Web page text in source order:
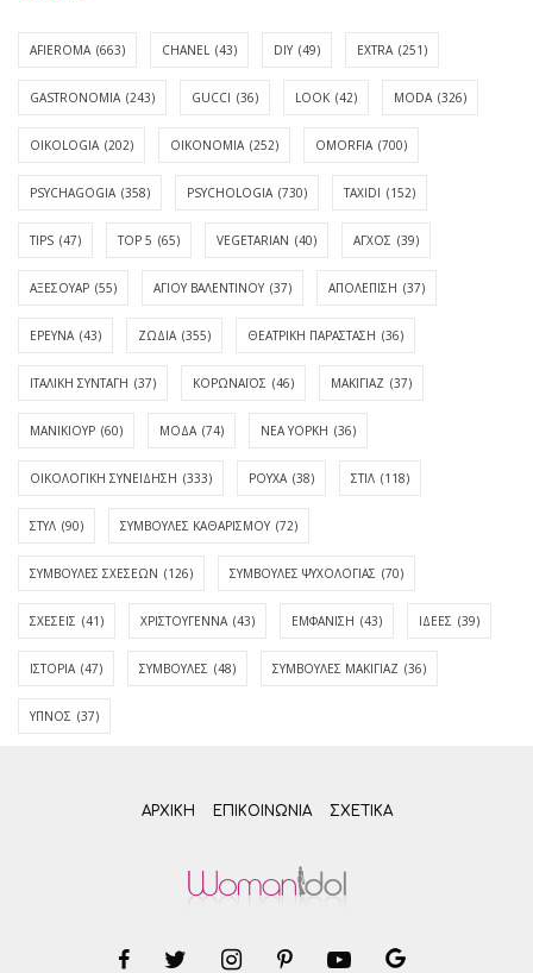
AFIEROMA (663) CHANEL (43) DIY (49) EXTRA (251)
GASTRONOMIA (243) GUCCI (36) LOOK (42) MODA (326)
OIKOLOGIA (202) OIKONOMIA (252) OMORFIA (700)
PSYCHAGOGIA (358) PSYCHOLOGIA (730) TAXIDI (152)
TIPS (47) TOP 5 (65) VEGETARIAN (40) ΑΓΧΟΣ (39)
ΑΞΕΣΟΥΑΡ (55) ΑΓΊΟΥ ΒΑΛΕΝΤΊΝΟΥ (37) ΑΠΟΛΈΠΙΣΗ (37)
ΕΡΕΥΝΑ (43) ΖΩΔΙΑ (355) ΘΕΑΤΡΙΚΗ ΠΑΡΑΣΤΑΣΗ (36)
ΙΤΑΛΙΚΗ ΣΥΝΤΑΓΗ (37) ΚΟΡΩΝΑΪΟΣ (46) ΜΑΚΙΓΙΑΖ (37)
ΜΑΝΙΚΙΟΥΡ (60) ΜΟΔΑ (74) ΝΕΑ ΥΟΡΚΗ (36)
ΟΙΚΟΛΟΓΙΚΗ ΣΥΝΕΙΔΗΣΗ (333) ΡΟΥΧΑ (38) ΣΤΙΛ (118)
ΣΤΥΛ (90) ΣΥΜΒΟΥΛΕΣ ΚΑΘΑΡΙΣΜΟΥ (72)
ΣΥΜΒΟΥΛΕΣ ΣΧΕΣΕΩΝ (126) ΣΥΜΒΟΥΛΕΣ ΨΥΧΟΛΟΓΙΑΣ (70)
ΣΧΕΣΕΙΣ (41) ΧΡΙΣΤΟΥΓΕΝΝΑ (43) ΕΜΦΆΝΙΣΗ (43) ΙΔΈΕΣ (39)
ΙΣΤΟΡΊΑ (47) ΣΥΜΒΟΥΛΈΣ (48) ΣΥΜΒΟΥΛΈΣ ΜΑΚΙΓΙΆΖ (36)
ΎΠΝΟΣ (37)
ΑΡΧΙΚΗ ΕΠΙΚΟΙΝΩΝΊΑ ΣΧΕΤΙΚΆ